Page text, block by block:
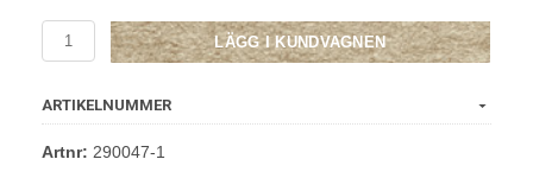
LÄGG I KUNDVAGNEN
ARTIKELNUMMER
Artnr: 290047-1